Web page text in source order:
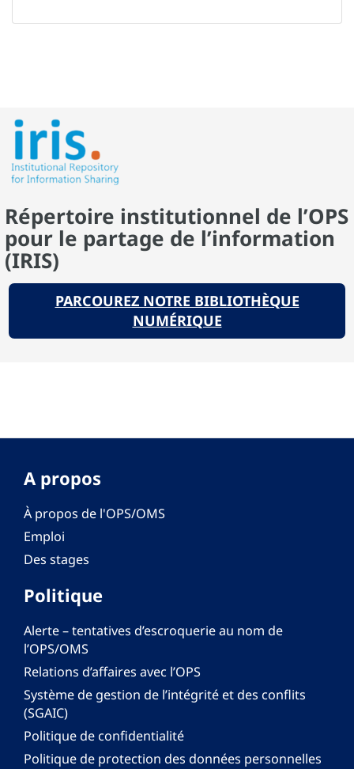
Répertoire institutionnel de l’OPS
pour le partage de l’information
(IRIS)
PARCOUREZ NOTRE BIBLIOTHÈQUE
NUMÉRIQUE
A propos
À propos de l'OPS/OMS
Emploi
Des stages
Politique
Alerte – tentatives d’escroquerie au nom de
l’OPS/OMS
Relations d’affaires avec l’OPS
Système de gestion de l’intégrité et des conflits
(SGAIC)
Politique de confidentialité
Politique de protection des données personnelles